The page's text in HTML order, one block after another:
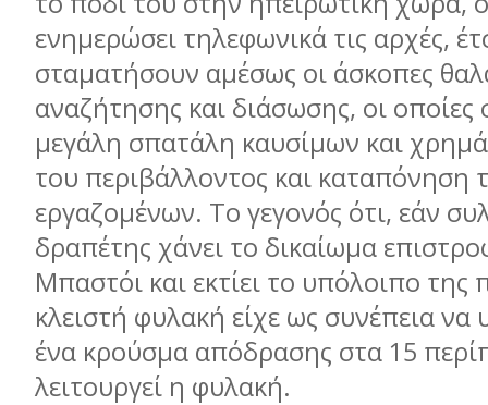
ενηµερώσει τηλεφωνικά τις αρχές,
σταµατήσουν αµέσως οι άσκοπες
αναζήτησης και διάσωσης, οι οποίες
µεγάλη σπατάλη καυσίµων και
του περιβάλλοντος και καταπόνηση
εργαζοµένων. Το γεγονός ότι, εάν
δραπέτης χάνει το δικαίωµα
Μπαστόι και εκτίει το υπόλοιπο της
κλειστή φυλακή είχε ως συνέπεια να
ένα κρούσµα απόδρασης στα 15
λειτουργεί η φυλακή.